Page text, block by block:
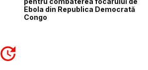
Ebola din Republica Democrată
Congo